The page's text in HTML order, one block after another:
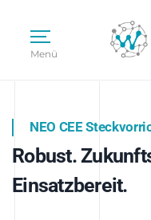
Menü
NEO CEE
Robust.
Einsatzbereit.
Intelligenz trifft